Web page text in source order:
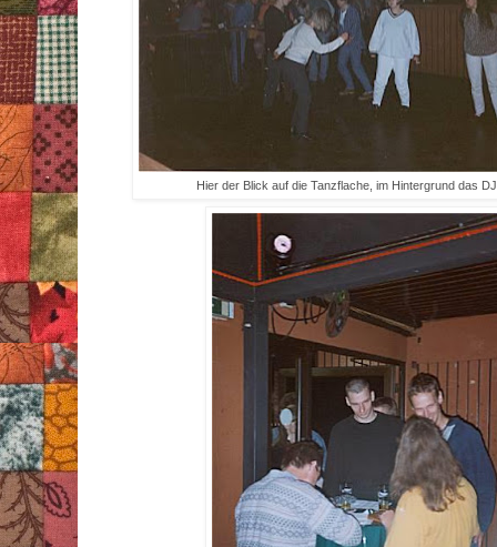
Hier der Blick auf die Tanzflache, im Hintergrund das